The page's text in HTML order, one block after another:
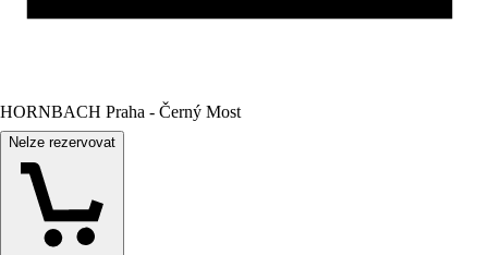
HORNBACH Praha - Černý Most
Nelze rezervovat